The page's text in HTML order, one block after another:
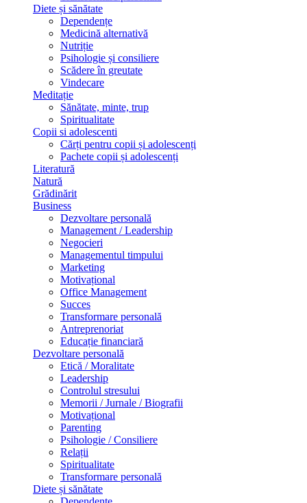
Diete și sănătate
Dependențe
Medicină alternativă
Nutriție
Psihologie și consiliere
Scădere în greutate
Vindecare
Meditație
Sănătate, minte, trup
Spiritualitate
Copii si adolescenti
Cărți pentru copii și adolescenți
Pachete copii și adolescenți
Literatură
Natură
Grădinărit
Business
Dezvoltare personală
Management / Leadership
Negocieri
Managementul timpului
Marketing
Motivațional
Office Management
Succes
Transformare personală
Antreprenoriat
Educație financiară
Dezvoltare personală
Etică / Moralitate
Leadership
Controlul stresului
Memorii / Jurnale / Biografii
Motivațional
Parenting
Psihologie / Consiliere
Relații
Spiritualitate
Transformare personală
Diete și sănătate